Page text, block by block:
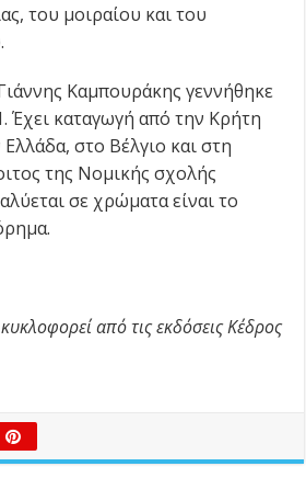
του μοιραίου και του
Καμπουράκης γεννήθηκε
Έχει καταγωγή από την Κρήτη
Ελλάδα, στο Βέλγιο και στη
της Νομικής σχολής
σε χρώματα είναι το
από τις εκδόσεις Κέδρος